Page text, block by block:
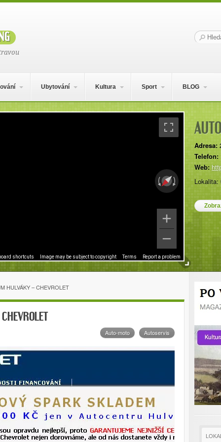
Hledat:
Ubytování Kultura Sport BLOG
shortcuts Image may be subject to copyright Terms Report a problem
Adresa:
Telefon:
Web:
Lokalita:
HULVÁKY – CHEVROLET
Auto-moto Autoservis